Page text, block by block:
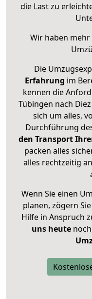
die Last zu
Wir haben mehr
Die
Erfahrung im
kennen die
Tübingen nach
sich um alles,
Durchführung
den Transport
packen alles
alles rechtzeitig
Wenn Sie einen
planen, zögern
Hilfe in Anspruch
uns heute